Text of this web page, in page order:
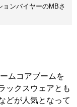
ョンバイヤーのMBさ
ムコアブームを
ックスウェアとも
どが人気となって